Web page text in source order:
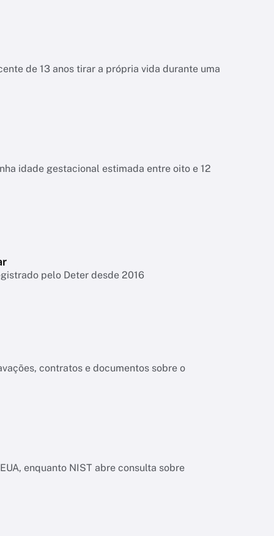
de 13 anos tirar a própria vida durante uma
idade gestacional estimada entre oito e 12
pelo Deter desde 2016
contratos e documentos sobre o
enquanto NIST abre consulta sobre